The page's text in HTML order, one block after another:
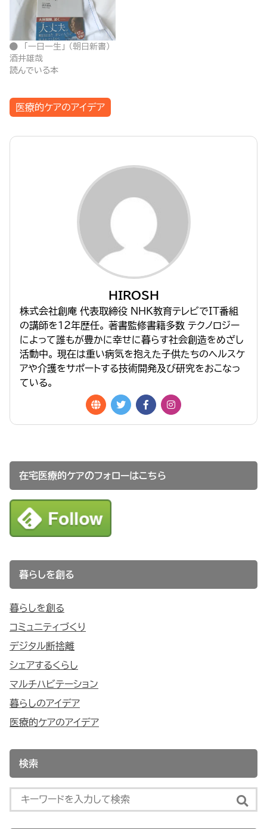
「一日一生」 （朝日新書）
酒井雄哉
読んでいる本
医療的ケアのアイデア
HIROSH
株式会社創庵 代表取締役 NHK教育テレビでIT番組
の講師を１２年歴任。 著書監修書籍多数 テクノロジー
によって誰もが豊かに幸せに暮らす社会創造をめざし
活動中。 現在は重い病気を抱えた子供たちのヘルスケ
アや介護をサポートする技術開発及び研究をおこなっ
ている。
在宅医療的ケアのフォローはこちら
暮らしを創る
暮らしを創る
コミュニティづくり
デジタル断捨離
シェアするくらし
マルチハビテーション
暮らしのアイデア
医療的ケアのアイデア
検索